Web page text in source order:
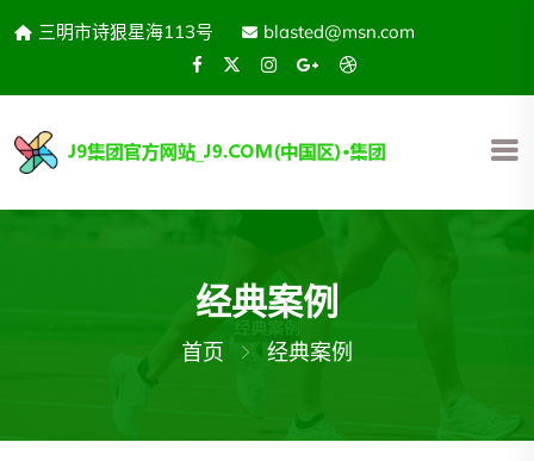
三明市诗狠星海113号 blasted@msn.com
经典案例
首页 经典案例